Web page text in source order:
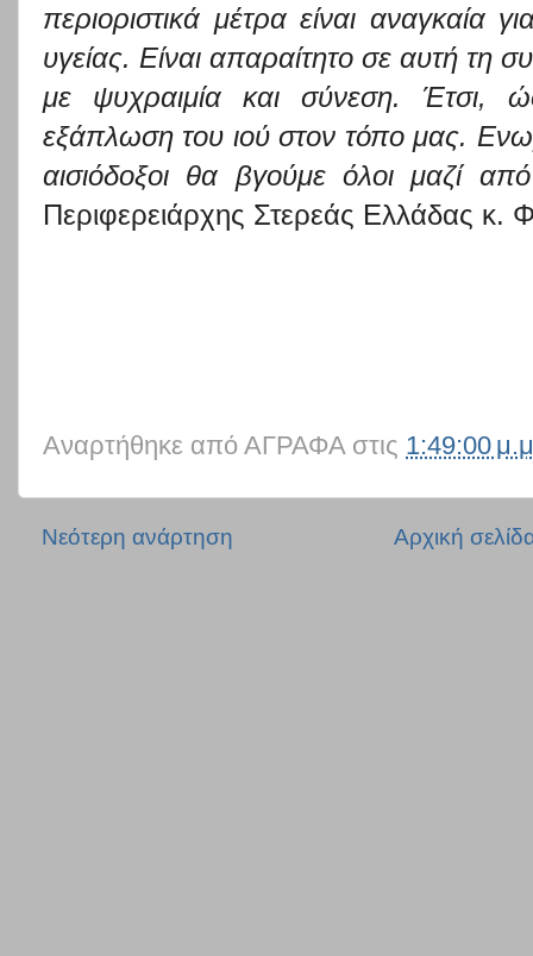
περιοριστικά μέτρα είναι αναγκαία
υγείας. Είναι απαραίτητο σε αυτή τη
με ψυχραιμία και σύνεση. Έτσι,
εξάπλωση του ιού στον τόπο μας.
αισιόδοξοι θα βγούμε όλοι μαζί
Περιφερειάρχης Στερεάς Ελλάδας
Αναρτήθηκε από ΑΓΡΑΦΑ στις 1:49:00
Νεότερη ανάρτηση Αρχική